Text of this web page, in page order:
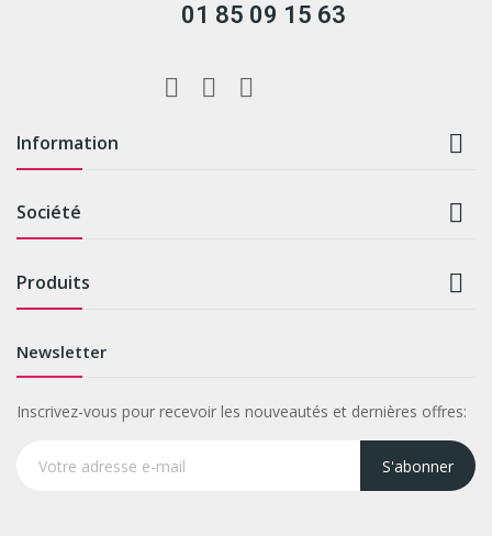
01 85 09 15 63
Information 
Société 
Produits 
Newsletter
Inscrivez-vous pour recevoir les nouveautés et dernières offres:
S'abonner